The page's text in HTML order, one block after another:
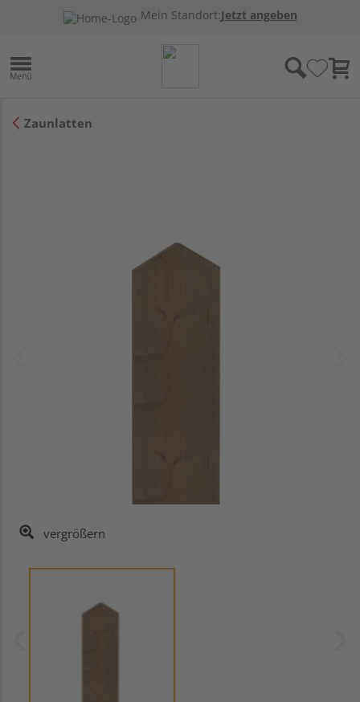
Mein Standort:Jetzt angeben
Zaunlatten
vergrößern